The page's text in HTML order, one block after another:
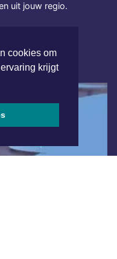
cookies om
krijgt
uit jouw regio.